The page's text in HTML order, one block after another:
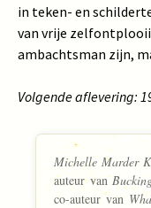
in teken- en
van vrije
ambachtsman zijn,
Volgende aflevering:
Michelle Marder
auteur van
co-auteur van